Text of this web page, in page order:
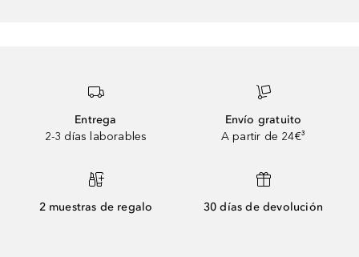
Entrega
2-3 días laborables
Envío gratuito
A partir de 24€³
2 muestras de regalo 30 días de devolución